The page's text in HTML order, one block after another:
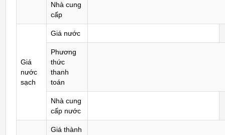
Nhà cung
cấp
Giá
nước
sạch
Giá nước
Phương
thức
thanh
toán
Nhà cung
cấp nước
Giá thành